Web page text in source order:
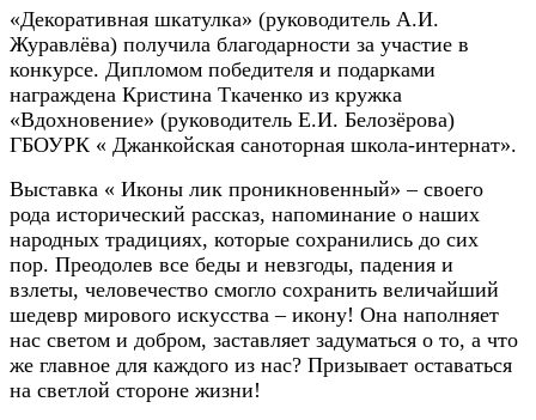
«Декоративная шкатулка» (руководитель А.И.
Журавлёва) получила благодарности за участие в
конкурсе. Дипломом победителя и подарками
награждена Кристина Ткаченко из кружка
«Вдохновение» (руководитель Е.И. Белозёрова)
ГБОУРК « Джанкойская саноторная школа-интернат».
Выставка « Иконы лик проникновенный» – своего
рода исторический рассказ, напоминание о наших
народных традициях, которые сохранились до сих
пор. Преодолев все беды и невзгоды, падения и
взлеты, человечество смогло сохранить величайший
шедевр мирового искусства – икону! Она наполняет
нас светом и добром, заставляет задуматься о то, а что
же главное для каждого из нас? Призывает оставаться
на светлой стороне жизни!